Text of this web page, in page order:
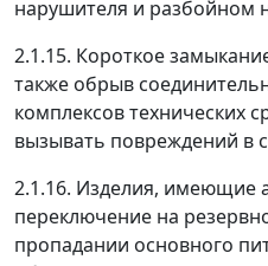
нарушителя и разбойном
2.1.15. Короткое
также обрыв
комплексов технических
вызывать повреждений в
2.1.16. Изделия, имеющие
переключение на
пропадании основного